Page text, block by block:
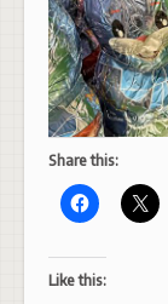
Share this:
Like this: